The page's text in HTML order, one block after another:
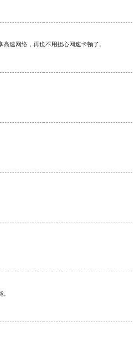
速网络，再也不用担心网速卡顿了。